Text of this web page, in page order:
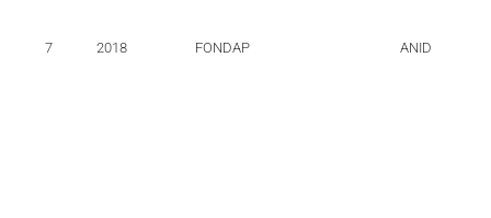
7 2018 FONDAP ANID